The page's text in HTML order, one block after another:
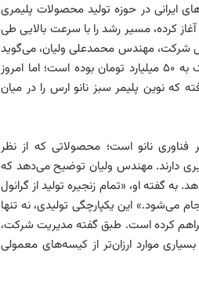
ایرانی در حوزه تولید محصولات پلیمری
است. این شرکت که از سال ۱۳۹۳ فعالیت خود را آغاز کرده، مسیر رشد را با سرعت بالایی طی
شرکت، مهندس محمدعلی ولیان، می‌گوید
که نقطه شروع این مجموعه با اشتغال حدود ۲۰ نفر و سرمایه‌گذاری اولیه نزدیک به ۵۰ میلیارد تومان بوده است؛ اما امروز
که نوین پلیمر سبز نانو ارس را در میان
نانو است؛ محصولاتی که از نظر
دارند. مهندس ولیان توضیح می‌دهد که
گفته او، «تمام زنجیره تولید از گرانول
می‌شود.» این یکپارچگی تولیدی، نه تنها
کرده است. طبق گفته مدیریت شرکت،
موارد ارزان‌تر از کیسه‌های معمولی